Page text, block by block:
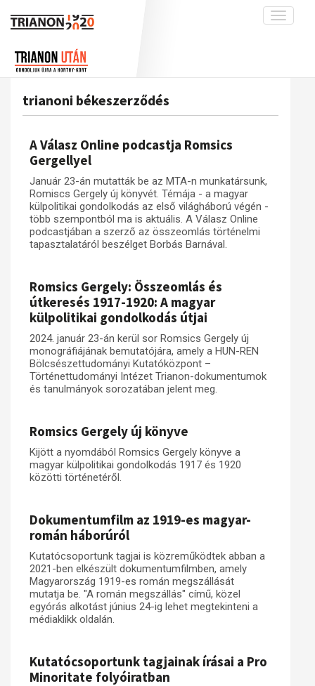
Toggle
interpretációk
A békerendszer megszilárdulása
Galéria
Adatbázis
Emlékművek (feltöltés alatt)
Menekültek
Visszhang
Publikációk
Kapcsolat
Dokumentumok
A trianoni szerződés
Műhelymunkák
trianoni békeszerződés
A Válasz Online podcastja Romsics
Gergellyel
Január 23-án mutatták be az MTA-n munkatársunk,
Romiscs Gergely új könyvét. Témája - a magyar
külpolitikai gondolkodás az első világháború végén -
több szempontból ma is aktuális. A Válasz Online
podcastjában a szerző az összeomlás történelmi
tapasztalatáról beszélget Borbás Barnával.
Romsics Gergely: Összeomlás és
útkeresés 1917-1920: A magyar
külpolitikai gondolkodás útjai
2024. január 23-án kerül sor Romsics Gergely új
monográfiájának bemutatójára, amely a HUN-REN
Bölcsészettudományi Kutatóközpont –
Történettudományi Intézet Trianon-dokumentumok
és tanulmányok sorozatában jelent meg.
Romsics Gergely új könyve
Kijött a nyomdából Romsics Gergely könyve a
magyar külpolitikai gondolkodás 1917 és 1920
közötti történetéről.
Dokumentumfilm az 1919-es magyar-
román háborúról
Kutatócsoportunk tagjai is közreműködtek abban a
2021-ben elkészült dokumentumfilmben, amely
Magyarország 1919-es román megszállását
mutatja be. "A román megszállás" című, közel
egyórás alkotást június 24-ig lehet megtekinteni a
médiaklikk oldalán.
Kutatócsoportunk tagjainak írásai a Pro
Minoritate folyóiratban